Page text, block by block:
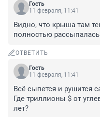
Гость
11 февраля, 11:41
Видно, что крыша там
полностью
ОТВЕТИТЬ
Гость
11 февраля, 11:41
Всё сыпется и рушится
Где триллионы $ от
лет?